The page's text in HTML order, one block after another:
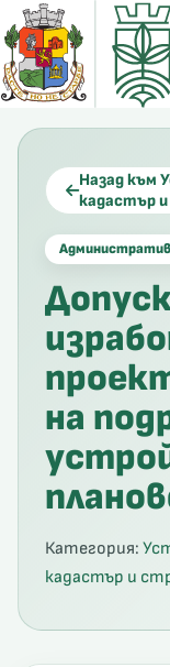
Skip
to
content
Назад към
кадастър
на
Категория:
кадастър и
зрение